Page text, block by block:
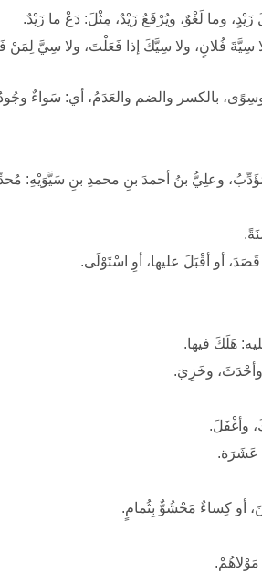
زَيْدٍ، وما لَغْوٌ، ويُرْفَعُ زَيْدٌ، مِثْلَ: دَعْ ما زَيْدٌ.
سِيَّةَ فُلانٍ، ولا سِيَّكَ إذا فَعَلْتَ، ولا سِيَّ
والضم والعَدَمُ، أي: سَواءٌ وجُودُهُ وعَدَمُهُ.
وعلِيُّ بنُ أحمدَ بنِ محمدِ بنِ سَيَّوَيْهِ:
أو أقْبَلَ عليها، أوِ اسْتَوْلَى.
هَلَكَ فيها.
وأحْدَثَ، وخَزِيَ.
وأغْفَلَ.
عَشَرَة.
أو كِساءٌ مَحْشُوٌّ بِثُمامٍ.